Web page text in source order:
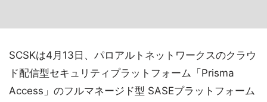
SCSKは4月13日、パロアルトネットワークスのクラウ
ド配信型セキュリティプラットフォーム「Prisma
Access」のフルマネージド型 SASEプラットフォーム